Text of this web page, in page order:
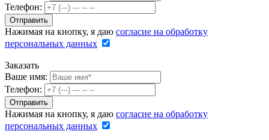
Телефон:
Нажимая на кнопку, я даю согласие на обработку
персональных данных
Заказать
Ваше имя:
Телефон:
Нажимая на кнопку, я даю согласие на обработку
персональных данных